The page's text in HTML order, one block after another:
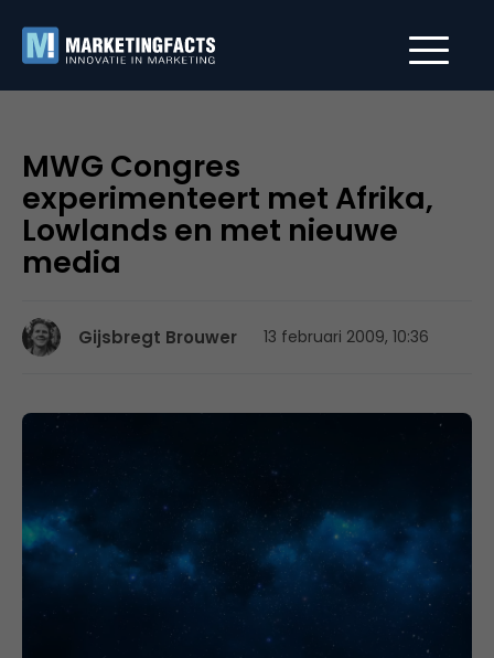
MWG Congres
experimenteert met Afrika,
Lowlands en met nieuwe
media
Gijsbregt Brouwer 13 februari 2009, 10:36